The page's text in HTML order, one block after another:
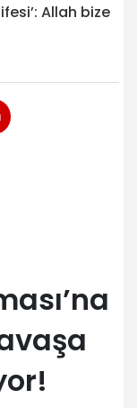
Allah bize